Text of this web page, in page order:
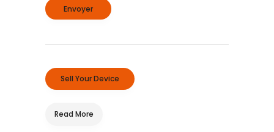
Sell Your Device
Read More